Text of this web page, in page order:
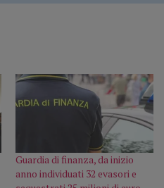
Guardia di finanza, da inizio
anno individuati 32 evasori e